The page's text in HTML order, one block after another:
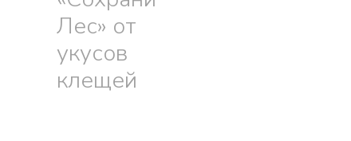
Лес» от
укусов
клещей